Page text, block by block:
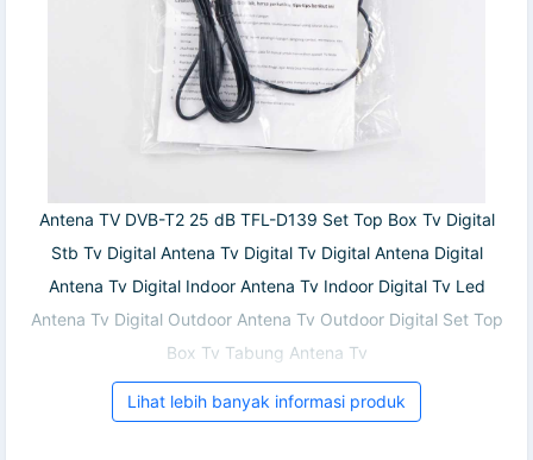
Antena TV DVB-T2 25 dB TFL-D139 Set Top Box Tv Digital
Stb Tv Digital Antena Tv Digital Tv Digital Antena Digital
Antena Tv Digital Indoor Antena Tv Indoor Digital Tv Led
Antena Tv Digital Outdoor Antena Tv Outdoor Digital Set Top
Box Tv Tabung Antena Tv
Lihat lebih banyak informasi produk